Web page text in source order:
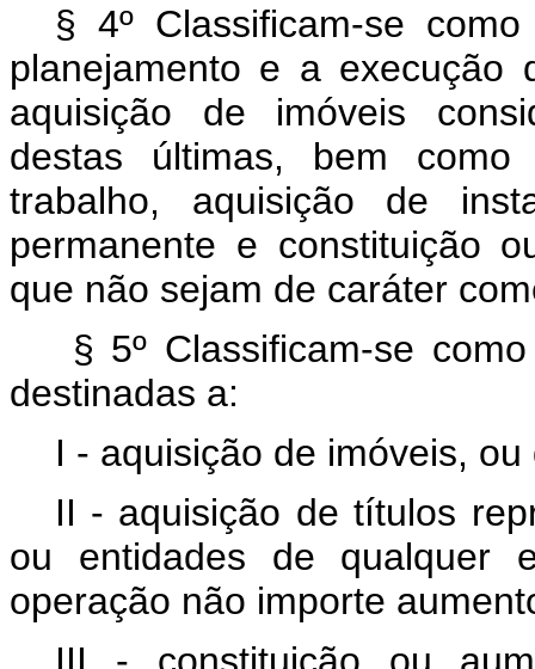
§ 4º Classificam-se
planejamento e a execução
aquisição de imóveis
destas últimas, bem
trabalho, aquisição de
permanente e constituição
que não sejam de caráter
§ 5º Classificam-se
destinadas a:
I - aquisição de imóveis,
II - aquisição de títulos
ou entidades de qualquer
operação não importe